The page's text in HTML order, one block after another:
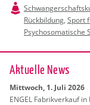
Rückbildung, Sport
Psychosomatische
Ak­tu­el­le News
Mitt­woch, 1. Juli 2026
ENGEL Fa­brik­ver­kauf